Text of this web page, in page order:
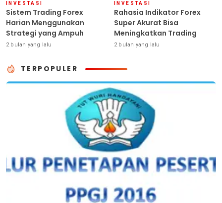
INVESTASI
Sistem Trading Forex
Harian Menggunakan
Strategi yang Ampuh
2 bulan yang lalu
INVESTASI
Rahasia Indikator Forex
Super Akurat Bisa
Meningkatkan Trading
2 bulan yang lalu
TERPOPULER